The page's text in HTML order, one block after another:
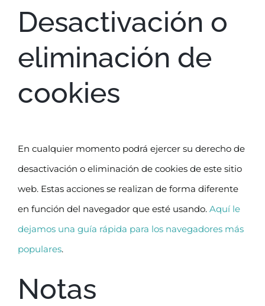
Desactivación o
eliminación de
cookies
En cualquier momento podrá ejercer su derecho de
desactivación o eliminación de cookies de este sitio
web. Estas acciones se realizan de forma diferente
en función del navegador que esté usando. Aquí le
dejamos una guía rápida para los navegadores más
populares.
Notas